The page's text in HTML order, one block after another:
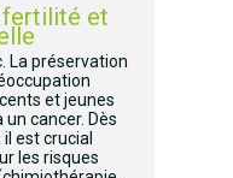
fertilité et
La préservation
et jeunes
cancer. Dès
est crucial
les risques